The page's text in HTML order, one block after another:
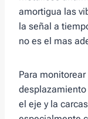
amortigua las
la señal a
no es el mas
Para
el eje y la